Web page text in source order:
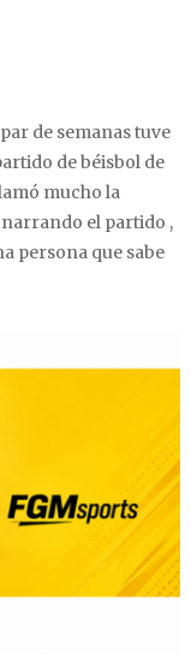
de semanas tuve
de béisbol de
mucho la
narrando el partido ,
persona que sabe